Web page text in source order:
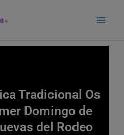
Tradicional Os
Domingo de
del Rodeo